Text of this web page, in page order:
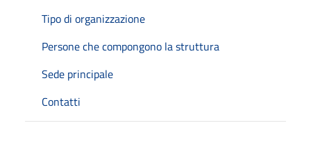
Tipo di organizzazione
Persone che compongono la struttura
Sede principale
Contatti